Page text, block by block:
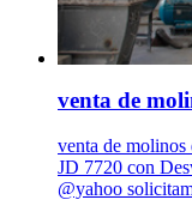
venta de
venta de
JD 7720 con
@yahoo